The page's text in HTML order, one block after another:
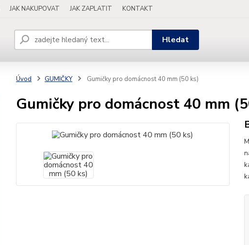
JAK NAKUPOVAT JAK ZAPLATIT KONTAKT
Hledat
Úvod GUMIČKY Gumičky pro domácnost 40 mm (50 ks)
Gumičky pro domácnost 40 mm